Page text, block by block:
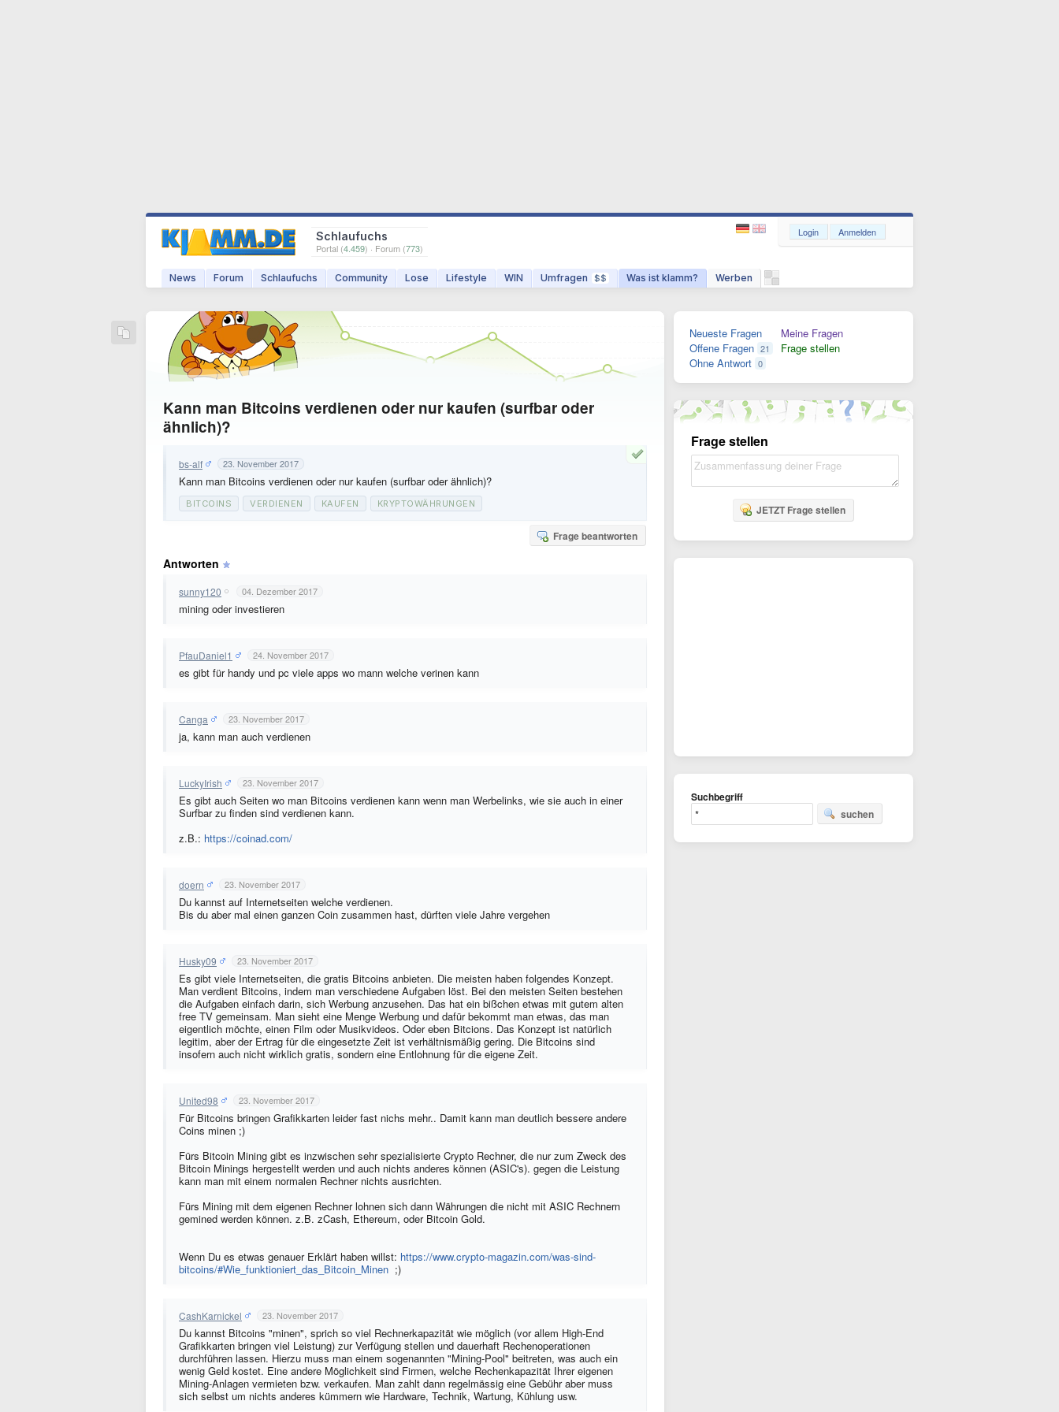
Schlaufuchs
Portal (4.459) · Forum (773)
News Forum Schlaufuchs Community Lose Lifestyle WIN Umfragen $$ Was ist klamm? Werben
Login Anmelden
Kann man Bitcoins verdienen oder nur kaufen (surfbar oder
ähnlich)?
bs-alf 23. November 2017
Kann man Bitcoins verdienen oder nur kaufen (surfbar oder ähnlich)?
BITCOINS VERDIENEN KAUFEN KRYPTOWÄHRUNGEN
Frage beantworten
Antworten
sunny120 04. Dezember 2017
mining oder investieren
PfauDaniel1 24. November 2017
es gibt für handy und pc viele apps wo mann welche verinen kann
Canga 23. November 2017
ja, kann man auch verdienen
LuckyIrish 23. November 2017
Es gibt auch Seiten wo man Bitcoins verdienen kann wenn man Werbelinks, wie sie auch in einer
Surfbar zu finden sind verdienen kann.
z.B.: https://coinad.com/
doern 23. November 2017
Du kannst auf Internetseiten welche verdienen.
Bis du aber mal einen ganzen Coin zusammen hast, dürften viele Jahre vergehen
Husky09 23. November 2017
Es gibt viele Internetseiten, die gratis Bitcoins anbieten. Die meisten haben folgendes Konzept.
Man verdient Bitcoins, indem man verschiedene Aufgaben löst. Bei den meisten Seiten bestehen
die Aufgaben einfach darin, sich Werbung anzusehen. Das hat ein bißchen etwas mit gutem alten
free TV gemeinsam. Man sieht eine Menge Werbung und dafür bekommt man etwas, das man
eigentlich möchte, einen Film oder Musikvideos. Oder eben Bitcions. Das Konzept ist natürlich
legitim, aber der Ertrag für die eingesetzte Zeit ist verhältnismäßig gering. Die Bitcoins sind
insofern auch nicht wirklich gratis, sondern eine Entlohnung für die eigene Zeit.
United98 23. November 2017
Für Bitcoins bringen Grafikkarten leider fast nichs mehr.. Damit kann man deutlich bessere andere
Coins minen ;)
Fürs Bitcoin Mining gibt es inzwischen sehr spezialisierte Crypto Rechner, die nur zum Zweck des
Bitcoin Minings hergestellt werden und auch nichts anderes können (ASIC's). gegen die Leistung
kann man mit einem normalen Rechner nichts ausrichten.
Fürs Mining mit dem eigenen Rechner lohnen sich dann Währungen die nicht mit ASIC Rechnern
gemined werden können. z.B. zCash, Ethereum, oder Bitcoin Gold.
Wenn Du es etwas genauer Erklärt haben willst: https://www.crypto-magazin.com/was-sind-
bitcoins/#Wie_funktioniert_das_Bitcoin_Minen ;)
CashKarnickel 23. November 2017
Du kannst Bitcoins "minen", sprich so viel Rechnerkapazität wie möglich (vor allem High-End
Grafikkarten bringen viel Leistung) zur Verfügung stellen und dauerhaft Rechenoperationen
durchführen lassen. Hierzu muss man einem sogenannten "Mining-Pool" beitreten, was auch ein
wenig Geld kostet. Eine andere Möglichkeit sind Firmen, welche Rechenkapazität Ihrer eigenen
Mining-Anlagen vermieten bzw. verkaufen. Man zahlt dann regelmässig eine Gebühr aber muss
sich selbst um nichts anderes kümmern wie Hardware, Technik, Wartung, Kühlung usw.
Neueste Fragen
Offene Fragen 21
Ohne Antwort 0
Meine Fragen
Frage stellen
Frage stellen
JETZT Frage stellen
Suchbegriff
suchen